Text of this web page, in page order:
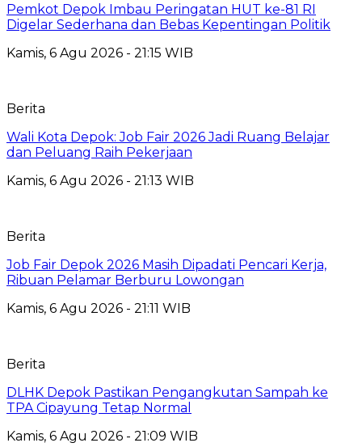
Pemkot Depok Imbau Peringatan HUT ke-81 RI
Digelar Sederhana dan Bebas Kepentingan Politik
Kamis, 6 Agu 2026 - 21:15 WIB
Berita
Wali Kota Depok: Job Fair 2026 Jadi Ruang Belajar
dan Peluang Raih Pekerjaan
Kamis, 6 Agu 2026 - 21:13 WIB
Berita
Job Fair Depok 2026 Masih Dipadati Pencari Kerja,
Ribuan Pelamar Berburu Lowongan
Kamis, 6 Agu 2026 - 21:11 WIB
Berita
DLHK Depok Pastikan Pengangkutan Sampah ke
TPA Cipayung Tetap Normal
Kamis, 6 Agu 2026 - 21:09 WIB